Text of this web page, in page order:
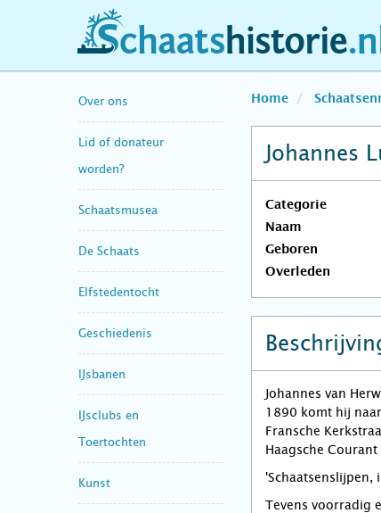
schaatshistorie.nl
Over ons
Lid of donateur
worden?
Schaatsmusea
De Schaats
Elfstedentocht
Geschiedenis
IJsbanen
IJsclubs en
Toertochten
Kunst
Home
Johannes
Categorie
Naam
Geboren
Overleden
Johannes van
1890 komt hij
Fransche
Haagsche Courant
'Schaatsenslijpen,
Tevens voorradig